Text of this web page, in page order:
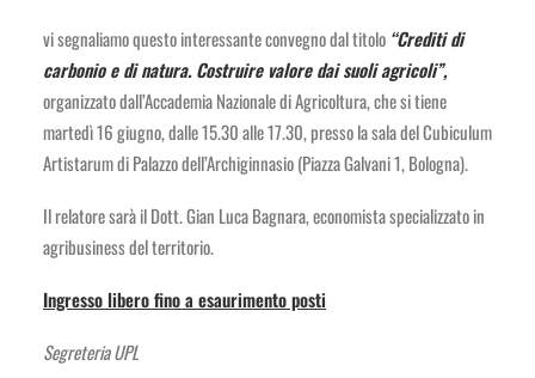
vi segnaliamo questo interessante convegno dal titolo “Crediti di
carbonio e di natura. Costruire valore dai suoli agricoli”,
organizzato dall’Accademia Nazionale di Agricoltura, che si tiene
martedì 16 giugno, dalle 15.30 alle 17.30, presso la sala del Cubiculum
Artistarum di Palazzo dell’Archiginnasio (Piazza Galvani 1, Bologna).
Il relatore sarà il Dott. Gian Luca Bagnara, economista specializzato in
agribusiness del territorio.
Ingresso libero fino a esaurimento posti
Segreteria UPL